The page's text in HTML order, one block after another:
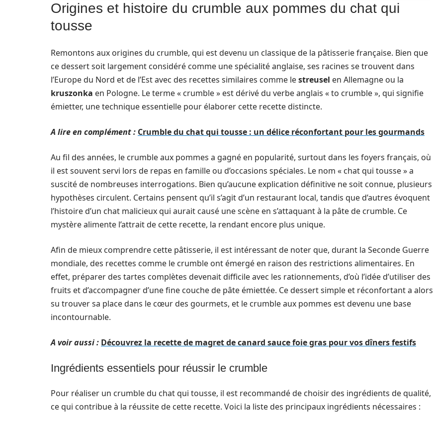
Origines et histoire du crumble aux pommes du chat qui
tousse
Remontons aux origines du crumble, qui est devenu un classique de la pâtisserie française. Bien que
ce dessert soit largement considéré comme une spécialité anglaise, ses racines se trouvent dans
l’Europe du Nord et de l’Est avec des recettes similaires comme lestreusel en Allemagne ou la
kruszonka en Pologne. Le terme « crumble » est dérivé du verbe anglais « to crumble », qui signifie
émietter, une technique essentielle pour élaborer cette recette distincte.
A lire en complément : Crumble du chat qui tousse : un délice réconfortant pour les gourmands
Au fil des années, le crumble aux pommes a gagné en popularité, surtout dans les foyers français, où
il est souvent servi lors de repas en famille ou d’occasions spéciales. Le nom « chat qui tousse » a
suscité de nombreuses interrogations. Bien qu’aucune explication définitive ne soit connue, plusieurs
hypothèses circulent. Certains pensent qu’il s’agit d’un restaurant local, tandis que d’autres évoquent
l’histoire d’un chat malicieux qui aurait causé une scène en s’attaquant à la pâte de crumble. Ce
mystère alimente l’attrait de cette recette, la rendant encore plus unique.
Afin de mieux comprendre cette pâtisserie, il est intéressant de noter que, durant la Seconde Guerre
mondiale, des recettes comme le crumble ont émergé en raison des restrictions alimentaires. En
effet, préparer des tartes complètes devenait difficile avec les rationnements, d’où l’idée d’utiliser des
fruits et d’accompagner d’une fine couche de pâte émiettée. Ce dessert simple et réconfortant a alors
su trouver sa place dans le cœur des gourmets, et le crumble aux pommes est devenu une base
incontournable.
A voir aussi : Découvrez la recette de magret de canard sauce foie gras pour vos dîners festifs
Ingrédients essentiels pour réussir le crumble
Pour réaliser un crumble du chat qui tousse, il est recommandé de choisir des ingrédients de qualité,
ce qui contribue à la réussite de cette recette. Voici la liste des principaux ingrédients nécessaires :